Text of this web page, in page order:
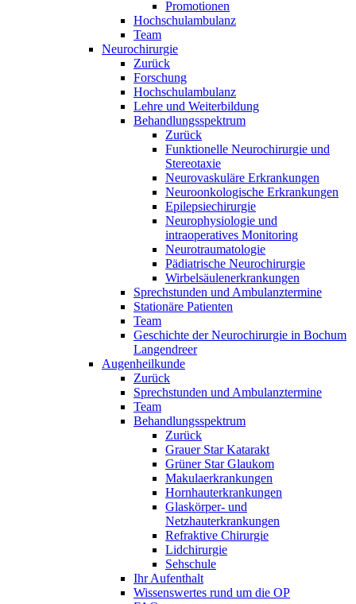
Promotionen
Hochschulambulanz
Team
Neurochirurgie
Zurück
Forschung
Hochschulambulanz
Lehre und Weiterbildung
Behandlungsspektrum
Zurück
Funktionelle Neurochirurgie und
Stereotaxie
Neurovaskuläre Erkrankungen
Neuroonkologische Erkrankungen
Epilepsiechirurgie
Neurophysiologie und
intraoperatives Monitoring
Neurotraumatologie
Pädiatrische Neurochirurgie
Wirbelsäulenerkrankungen
Sprechstunden und Ambulanztermine
Stationäre Patienten
Team
Geschichte der Neurochirurgie in Bochum
Langendreer
Augenheilkunde
Zurück
Sprechstunden und Ambulanztermine
Team
Behandlungsspektrum
Zurück
Grauer Star Katarakt
Grüner Star Glaukom
Makulaerkrankungen
Hornhauterkrankungen
Glaskörper- und
Netzhauterkrankungen
Refraktive Chirurgie
Lidchirurgie
Sehschule
Ihr Aufenthalt
Wissenswertes rund um die OP